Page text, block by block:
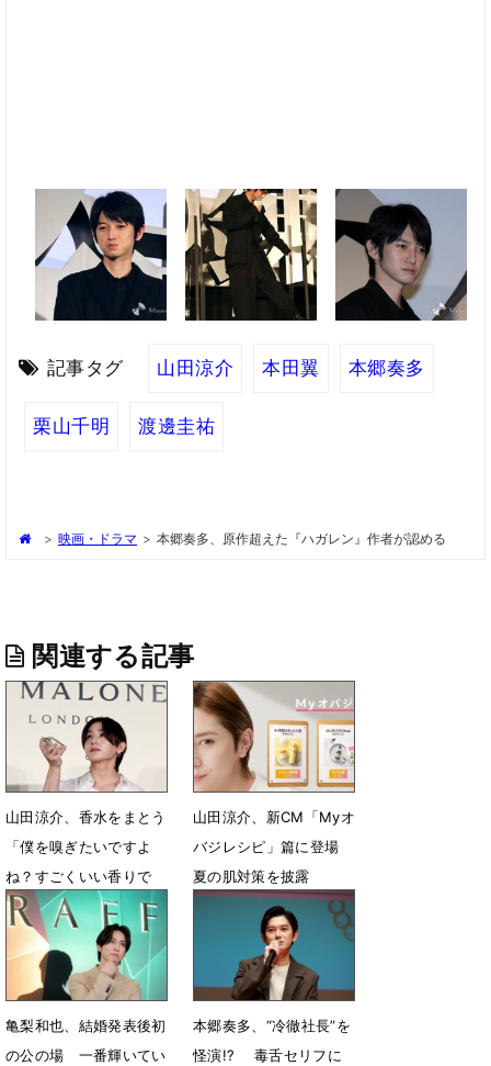
記事タグ 山田涼介 本田翼 本郷奏多
栗山千明 渡邊圭祐
> 映画・ドラマ > 本郷奏多、原作超えた『ハガレン』作者が認める
関連する記事
山田涼介、香水をまとう
「僕を嗅ぎたいですよ
ね？すごくいい香りで
す、僕（笑）」
8月4日 21時55分
山田涼介、新CM「Myオ
バジレシピ」篇に登場
夏の肌対策を披露
7月29日 12時30分
亀梨和也、結婚発表後初
の公の場 一番輝いてい
本郷奏多、“冷徹社長”を
怪演!? 毒舌セリフに